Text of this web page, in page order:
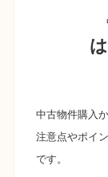
中古物件購入
注意点やポイ
です。